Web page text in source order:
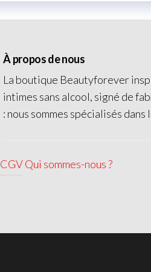
À propos de nous
La boutique Beautyforever
intimes sans alcool, signé de
: nous sommes spécialisés
CGVQui sommes-nous ?